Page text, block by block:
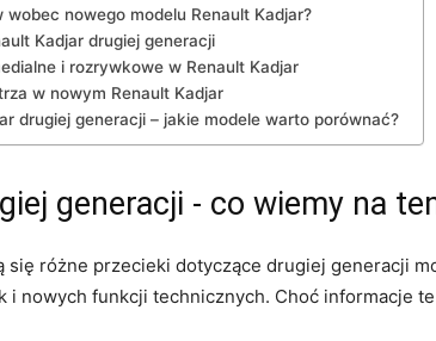
nowego⁤ modelu ​Renault Kadjar?
Kadjar⁣ drugiej generacji
i‌ rozrywkowe⁣ w Renault Kadjar
w nowym Renault ‍Kadjar
drugiej generacji – jakie modele warto porównać?
generacji ⁢- co ⁣wiemy‌ na
się różne przecieki dotyczące ‍drugiej generacji
i ⁣nowych funkcji technicznych. Choć informacje